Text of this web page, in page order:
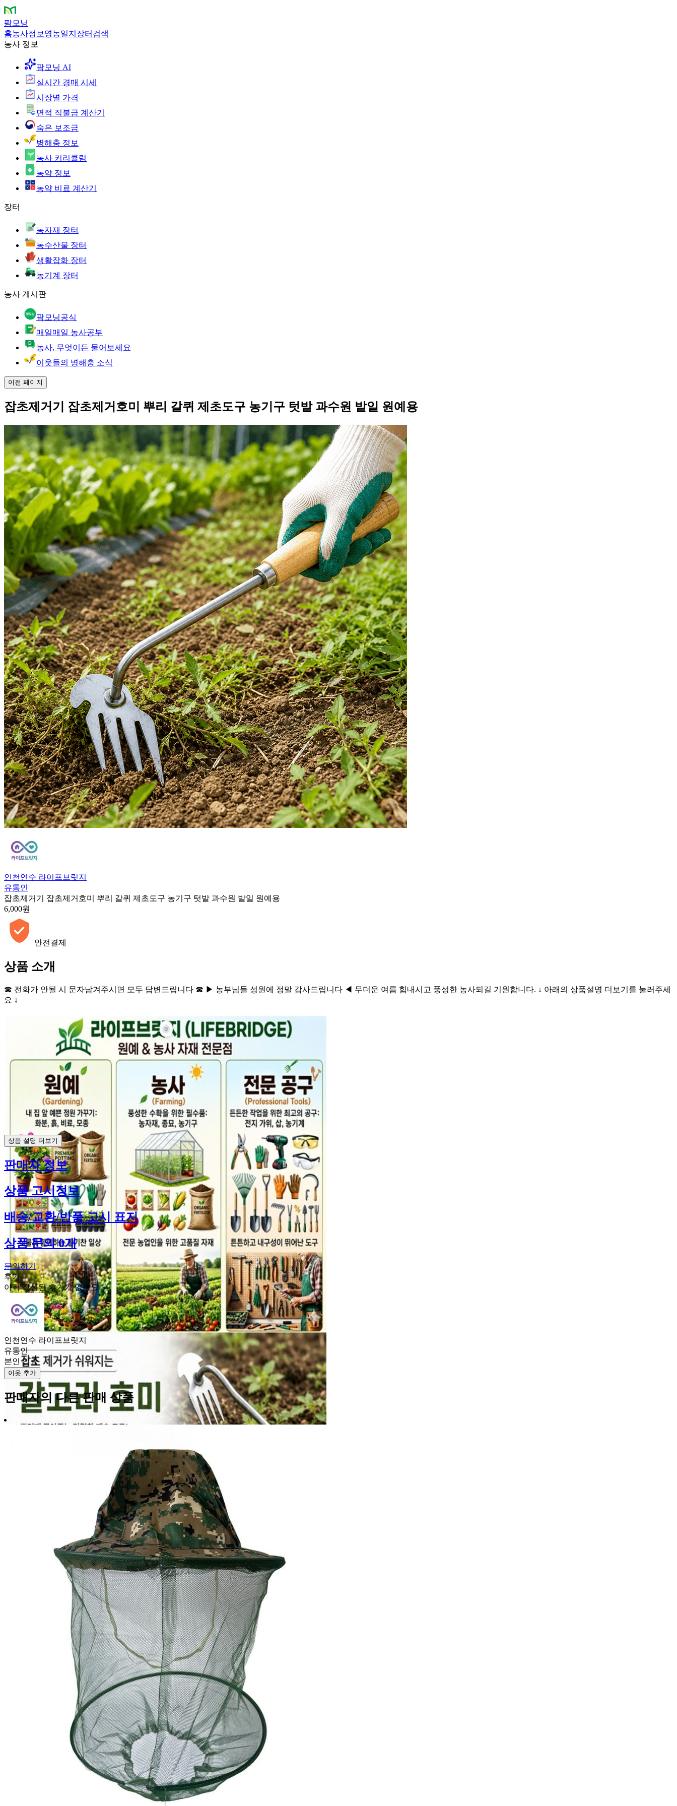
팜모닝
홈농사정보 영농일지 장터 검색
농사 정보
팜모닝 AI
실시간 경매 시세
시장별 가격
면적 직불금 계산기
숨은 보조금
병해충 정보
농사 커리큘럼
농약 정보
농약 비료 계산기
장터
농자재 장터
농수산물 장터
생활잡화 장터
농기계 장터
농사 게시판
팜모닝공식
매일매일 농사공부
농사, 무엇이든 물어보세요
이웃들의 병해충 소식
이전 페이지
잡초제거기 잡초제거호미 뿌리 갈퀴 제초도구 농기구 텃밭 과수원 밭일 원예용
인천연수 라이프브릿지
유통인
잡초제거기 잡초제거호미 뿌리 갈퀴 제초도구 농기구 텃밭 과수원 밭일 원예용
6,000원
안전결제
상품 소개
☎ 전화가 안될 시 문자남겨주시면 모두 답변드립니다 ☎ ▶ 농부님들 성원에 정말 감사드립니다 ◀ 무더운 여름 힘내시고 풍성한 농사되길 기원합니다. ↓ 아래의 상품설명 더보기를 눌러주세
요 ↓
상품 설명 더보기
판매자 정보
상품 고시정보
배송/교환/반품 고시 표지
상품 문의 0개
문의하기
후기
아직 작성된 후기가 없어요
인천연수 라이프브릿지
유통인
본인 인증
이웃 추가
판매자의 다른 판매 상품